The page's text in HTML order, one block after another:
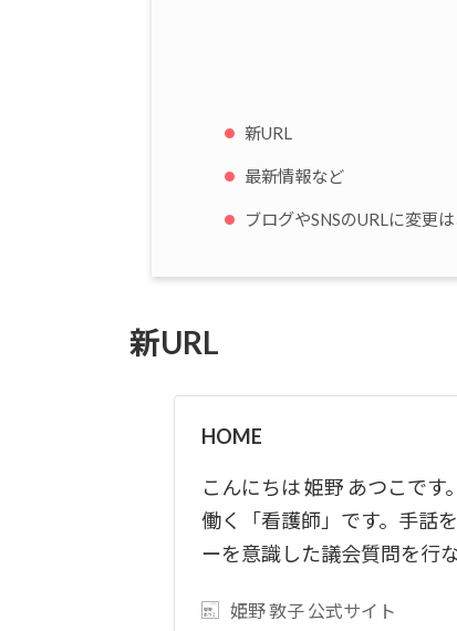
新URL
最新情報など
ブログやSNSのURLに変更
新URL
HOME
こんにちは 姫野 あつこです
働く「看護師」です。手話
ーを意識した議会質問を行な
姫野 敦子 公式サイト